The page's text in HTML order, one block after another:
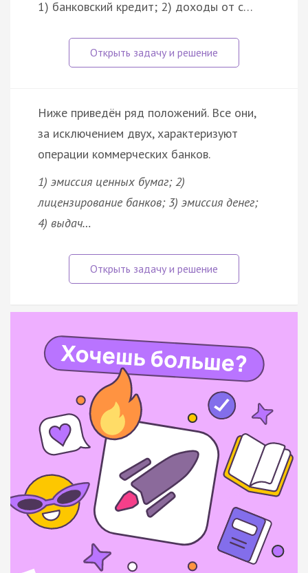
1) банковский кредит; 2) доходы от с…
Ниже приведён ряд положений. Все они,
за исключением двух, характеризуют
операции коммерческих банков.
1) эмиссия ценных бумаг; 2)
лицензирование банков; 3) эмиссия денег;
4) выдач…